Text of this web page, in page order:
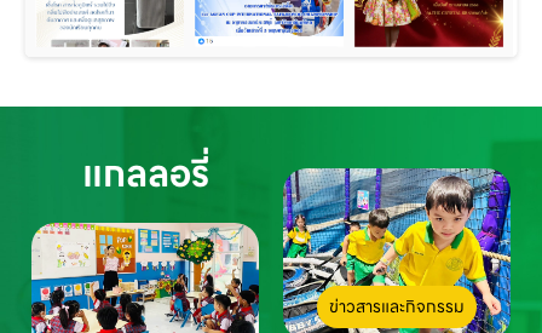
แกลลอรี่
ข่าวสารและกิจกรรม